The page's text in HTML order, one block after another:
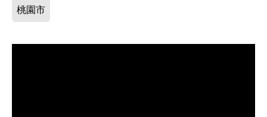
桃園市